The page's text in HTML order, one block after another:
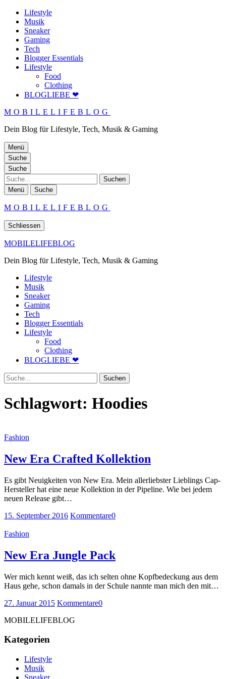
Lifestyle
Musik
Sneaker
Gaming
Tech
Blogger Essentials
Lifestyle
Food
Clothing
BLOGLIEBE ❤
MOBILELIFEBLOG
Dein Blog für Lifestyle, Tech, Musik & Gaming
Menü
Suche
Suche
Suche
Menü Suche
MOBILELIFEBLOG
Schliessen
MOBILELIFEBLOG
Dein Blog für Lifestyle, Tech, Musik & Gaming
Lifestyle
Musik
Sneaker
Gaming
Tech
Blogger Essentials
Lifestyle
Food
Clothing
BLOGLIEBE ❤
Suche
Schlagwort: Hoodies
Fashion
New Era Crafted Kollektion
Es gibt Neuigkeiten von New Era. Mein allerliebster Lieblings Cap-
Hersteller hat eine neue Kollektion in der Pipeline. Wie bei jedem
neuen Release gibt…
15. September 2016 Kommentare0
Fashion
New Era Jungle Pack
Wer mich kennt weiß, das ich selten ohne Kopfbedeckung aus dem
Haus gehe, schon damals in der Schule nannte man mich den mit…
27. Januar 2015 Kommentare0
MOBILELIFEBLOG
Kategorien
Lifestyle
Musik
Sneaker